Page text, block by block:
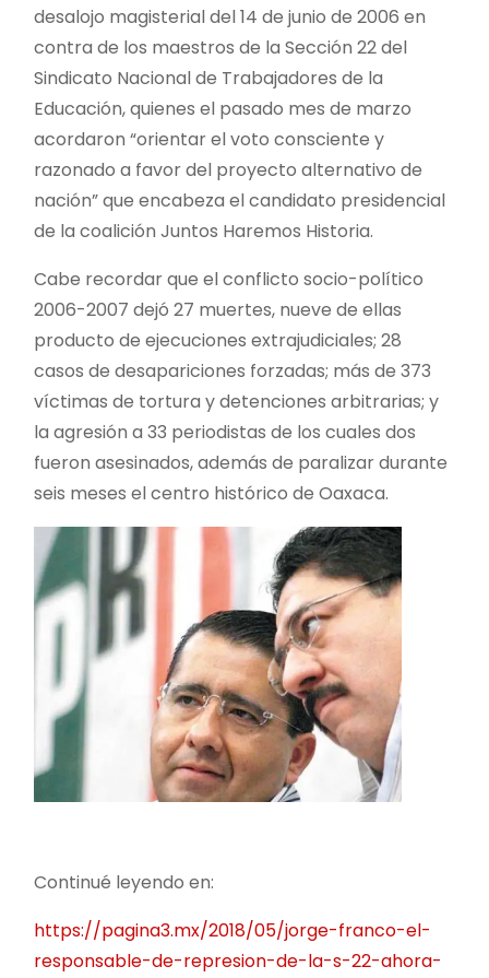
desalojo magisterial del 14 de junio de 2006 en
contra de los maestros de la Sección 22 del
Sindicato Nacional de Trabajadores de la
Educación, quienes el pasado mes de marzo
acordaron “orientar el voto consciente y
razonado a favor del proyecto alternativo de
nación” que encabeza el candidato presidencial
de la coalición Juntos Haremos Historia.
Cabe recordar que el conflicto socio-político
2006-2007 dejó 27 muertes, nueve de ellas
producto de ejecuciones extrajudiciales; 28
casos de desapariciones forzadas; más de 373
víctimas de tortura y detenciones arbitrarias; y
la agresión a 33 periodistas de los cuales dos
fueron asesinados, además de paralizar durante
seis meses el centro histórico de Oaxaca.
Continué leyendo en:
https://pagina3.mx/2018/05/jorge-franco-el-
responsable-de-represion-de-la-s-22-ahora-